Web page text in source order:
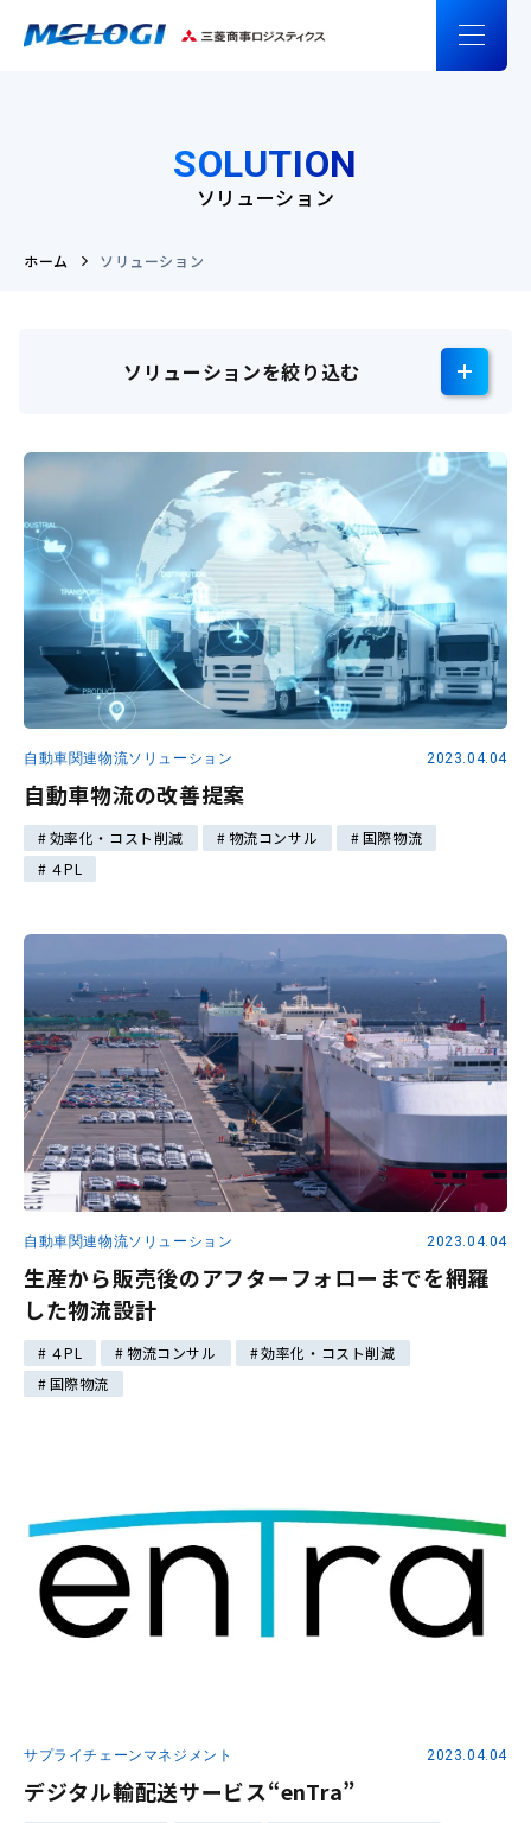
SOLUTION
ソリューション
ホーム ソリューション
ソリューションを絞り込む
自動車関連物流ソリューション 2023.04.04
自動車物流の改善提案
効率化・コスト削減 物流コンサル
国際物流
４PL
自動車関連物流ソリューション 2023.04.04
生産から販売後のアフターフォローまでを網羅
した物流設計
４PL 物流コンサル
効率化・コスト削減
国際物流
サプライチェーンマネジメント 2023.04.04
デジタル輸配送サービス“enTra”